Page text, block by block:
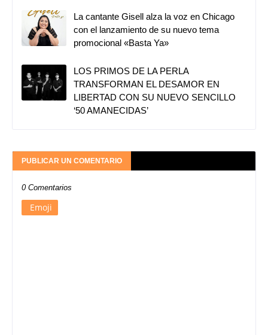
La cantante Gisell alza la voz en Chicago
con el lanzamiento de su nuevo tema
promocional «Basta Ya»
LOS PRIMOS DE LA PERLA
TRANSFORMAN EL DESAMOR EN
LIBERTAD CON SU NUEVO SENCILLO
‘50 AMANECIDAS’
PUBLICAR UN COMENTARIO
0 Comentarios
Emoji